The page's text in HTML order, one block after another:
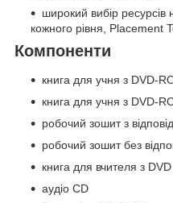
широкий вибір ресурсів
кожного рівня, Placement
Компоненти
книга для учня з DVD-
книга для учня з DVD-
робочий зошит з
робочий зошит без
книга для вчителя з DVD
аудіо CD